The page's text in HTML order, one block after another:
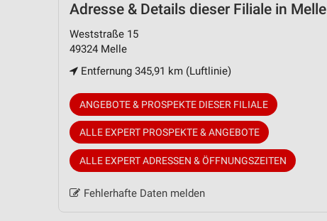
Adresse & Details dieser Filiale in Melle
Weststraße 15
49324 Melle
Entfernung 345,91 km (Luftlinie)
ANGEBOTE & PROSPEKTE DIESER FILIALE
ALLE EXPERT PROSPEKTE & ANGEBOTE
ALLE EXPERT ADRESSEN & ÖFFNUNGSZEITEN
Fehlerhafte Daten melden